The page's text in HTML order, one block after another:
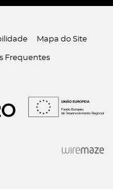
Mapa do Site
Frequentes